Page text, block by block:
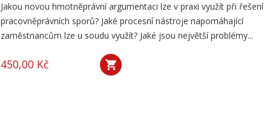
Jakou novou hmotněprávní argumentaci lze v praxi využít při řešení
pracovněprávních sporů? Jaké procesní nástroje napomáhající
zaměstnancům lze u soudu využít? Jaké jsou největší problémy...
450,00 Kč